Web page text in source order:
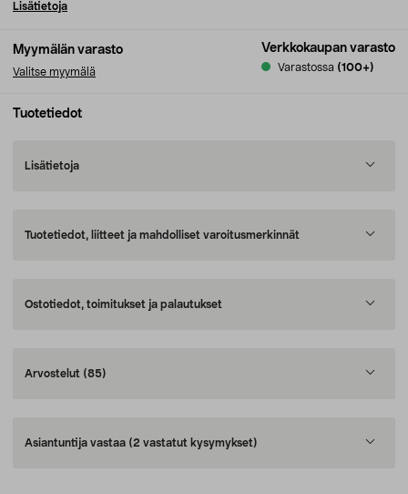
Myymälän varasto
Valitse myymälä
Verkkokaupan varasto
Varastossa (100+)
Lisätietoja
Tuotetiedot
Lisätietoja
Tuotetiedot, liitteet ja mahdolliset varoitusmerkinnät
Ostotiedot, toimitukset ja palautukset
Arvostelut (85)
Asiantuntija vastaa (2 vastatut kysymykset)